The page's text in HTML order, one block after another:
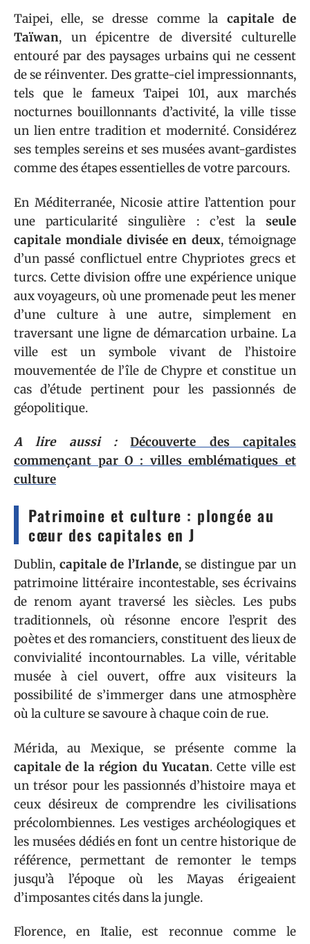
Taipei, elle, se dresse comme la capitale de
Taïwan, un épicentre de diversité culturelle
entouré par des paysages urbains qui ne cessent
de se réinventer. Des gratte-ciel impressionnants,
tels que le fameux Taipei 101, aux marchés
nocturnes bouillonnants d’activité, la ville tisse
un lien entre tradition et modernité. Considérez
ses temples sereins et ses musées avant-gardistes
comme des étapes essentielles de votre parcours.
En Méditerranée, Nicosie attire l’attention pour
une particularité singulière : c’est la seule
capitale mondiale divisée en deux, témoignage
d’un passé conflictuel entre Chypriotes grecs et
turcs. Cette division offre une expérience unique
aux voyageurs, où une promenade peut les mener
d’une culture à une autre, simplement en
traversant une ligne de démarcation urbaine. La
ville est un symbole vivant de l’histoire
mouvementée de l’île de Chypre et constitue un
cas d’étude pertinent pour les passionnés de
géopolitique.
A lire aussi :
Découverte des capitales
commençant par O : villes emblématiques et
culture
Patrimoine et culture : plongée au
cœur des capitales en J
Dublin, capitale de l’Irlande, se distingue par un
patrimoine littéraire incontestable, ses écrivains
de renom ayant traversé les siècles. Les pubs
traditionnels, où résonne encore l’esprit des
poètes et des romanciers, constituent des lieux de
convivialité incontournables. La ville, véritable
musée à ciel ouvert, offre aux visiteurs la
possibilité de s’immerger dans une atmosphère
où la culture se savoure à chaque coin de rue.
Mérida, au Mexique, se présente comme la
capitale de la région du Yucatan. Cette ville est
un trésor pour les passionnés d’histoire maya et
ceux désireux de comprendre les civilisations
précolombiennes. Les vestiges archéologiques et
les musées dédiés en font un centre historique de
référence, permettant de remonter le temps
jusqu’à l’époque où les Mayas érigeaient
d’imposantes cités dans la jungle.
Florence, en Italie, est reconnue comme le